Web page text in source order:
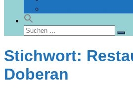
Suchen
nach:
Stichwort:
Doberan